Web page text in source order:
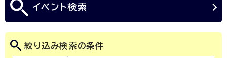
イベント検索
絞り込み検索の条件